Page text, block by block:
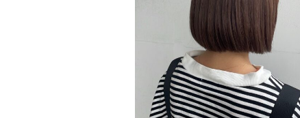
Salon 国分店
Stylist 水江 侑樺